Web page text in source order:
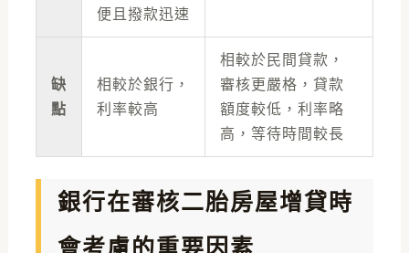
便且撥款迅速
缺
點
相較於銀行，
利率較高
相較於民間貸款，
審核更嚴格，貸款
額度較低，利率略
高，等待時間較長
銀行在審核二胎房屋增貸時